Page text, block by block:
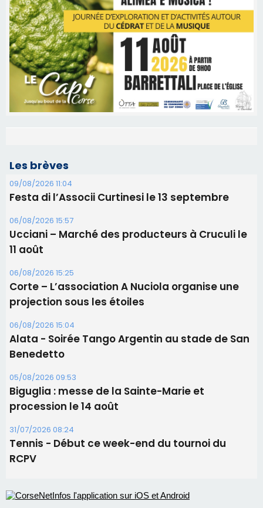
Les brèves
09/08/2026 11:04
Festa di l’Associi Curtinesi le 13 septembre
06/08/2026 15:57
Ucciani – Marché des producteurs à Cruculi le
11 août
06/08/2026 15:25
Corte – L’association A Nuciola organise une
projection sous les étoiles
06/08/2026 15:04
Benedetto